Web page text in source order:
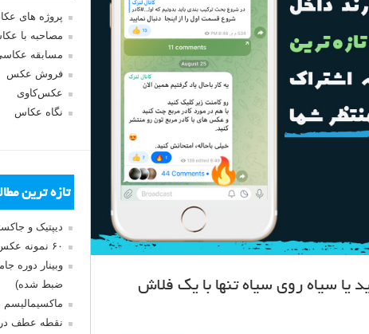
سیاه روی سیاه تنها با یک فلاش
پروژه های
مصاحبه با
مسابقه
فروش عکس
عکس‌کاوی
نگاه عکاس
تازه ترین
دیپتیک و
۶۰ نمونه عکس سبک ماکسیمالیسم
وبینار دوره
ضبط شده)
نقطه عطف